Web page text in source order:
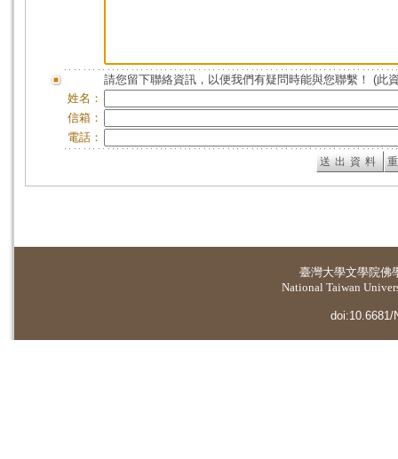
請您留下聯絡資訊，以便我們有疑問時能與您聯繫！ (此
姓名：
信箱：
電話：
臺灣大學文學院佛
National Taiwan
doi:10.6681/